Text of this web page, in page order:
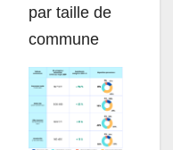
par taille de
commune